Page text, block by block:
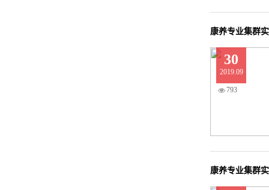
康养专业集群
30
2019.09
793
康养专业集群